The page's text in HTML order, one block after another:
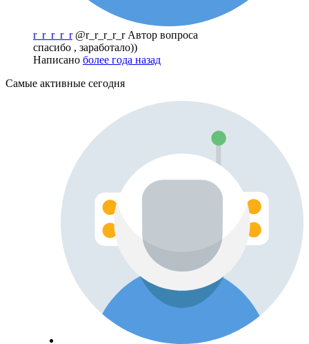
r_r_r_r_r @r_r_r_r_r Автор вопроса
спасибо , заработало))
Написано более года назад
Самые активные сегодня